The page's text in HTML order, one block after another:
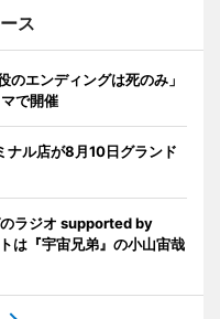
ス
エンディングは死のみ」
で開催
ナル店が8月10日グランド
のラジオ supported by
は『宇宙兄弟』の小山宙哉